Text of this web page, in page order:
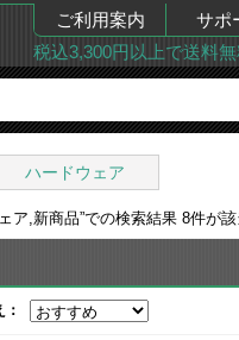
ご利用案内 サポ
税込3,300円以上で送料
ハードウェア
ア,新商品”での検索結果 8件が該